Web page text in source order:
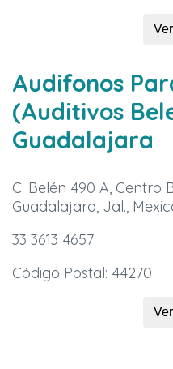
Audifonos
(Auditivos
Guadalajara
C. Belén 490 A, Centro
Guadalajara, Jal.,
33 3613 4657
Código Postal: 44270